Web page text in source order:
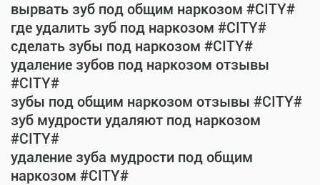
вырвать зуб под общим наркозом #CITY#
где удалить зуб под наркозом #CITY#
сделать зубы под наркозом #CITY#
удаление зубов под наркозом отзывы
#CITY#
зубы под общим наркозом отзывы #CITY#
зуб мудрости удаляют под наркозом
#CITY#
удаление зуба мудрости под общим
наркозом #CITY#